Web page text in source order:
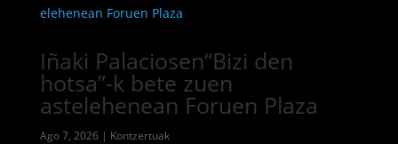
Iñaki Palaciosen“Bizi den
hotsa”-k bete zuen
astelehenean Foruen Plaza
Ago 7, 2026 | Kontzertuak